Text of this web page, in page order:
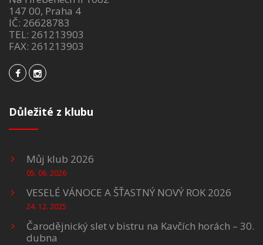
147 00, Praha 4
IČ: 26628783
TEL: 261213903
FAX: 261213903
Důležité z klubu
Můj klub 2026
05. 06. 2026
VESELÉ VÁNOCE A ŠŤASTNÝ NOVÝ ROK 2026
24. 12. 2025
Čarodějnický slet v bistru na Kavčích horách – 30.
dubna